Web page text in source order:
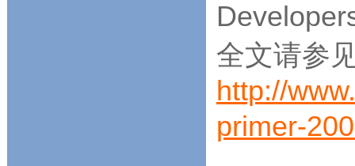
全文请参
http://
primer-